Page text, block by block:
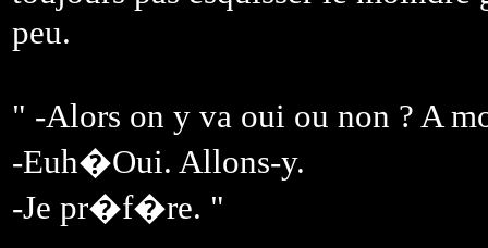
peu.
" -Alors on y va oui ou non ? A
-Euh�Oui. Allons-y.
-Je pr�f�re. "